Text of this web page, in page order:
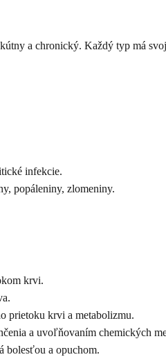
a chronický. Každý typ má
infekcie.
popáleniny, zlomeniny.
krvi.
prietoku krvi a metabolizmu.
a uvoľňovaním chemických
bolesťou a opuchom.